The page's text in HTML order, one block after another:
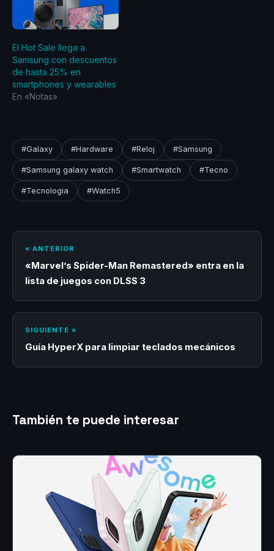
El Hot Sale llega a
Samsung con descuentos
de hasta 25% en
smartphones y wearables
En «Notas»
#Galaxy #Hardware #Reloj #Samsung
#Samsung galaxy watch #Smartwatch #Tecno
#Tecnologia #Watch5
« ANTERIOR
«Marvel’s Spider-Man Remastered» entra en la
lista de juegos con DLSS 3
SIGUIENTE »
Guía HyperX para limpiar teclados mecánicos
También te puede interesar